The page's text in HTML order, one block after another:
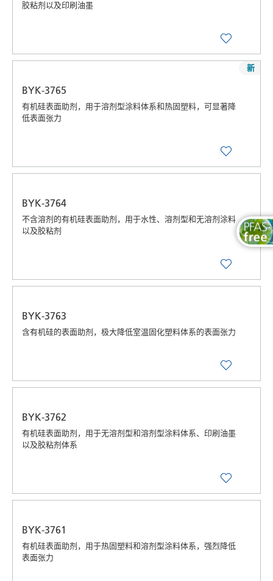
胶粘剂以及印刷油墨
BYK-3765
有机硅表面助剂，用于溶剂型涂料体系和热固塑料，可显著降
低表面张力
新
BYK-3764
不含溶剂的有机硅表面助剂，用于水性、溶剂型和无溶剂涂料
以及胶粘剂
BYK-3763
含有机硅的表面助剂，极大降低室温固化塑料体系的表面张力
BYK-3762
有机硅表面助剂，用于无溶剂型和溶剂型涂料体系、印刷油墨
以及胶粘剂体系
BYK-3761
有机硅表面助剂，用于热固塑料和溶剂型涂料体系，强烈降低
表面张力